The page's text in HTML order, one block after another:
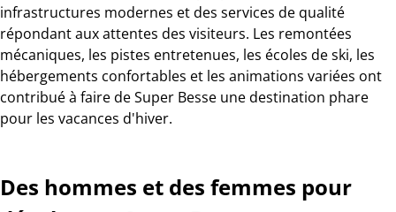
infrastructures modernes et des services de qualité
répondant aux attentes des visiteurs. Les remontées
mécaniques, les pistes entretenues, les écoles de ski, les
hébergements confortables et les animations variées ont
contribué à faire de Super Besse une destination phare
pour les vacances d'hiver.
Des hommes et des femmes pour